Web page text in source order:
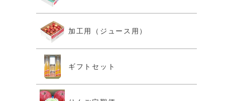
加工用（ジュース用）
ギフトセット